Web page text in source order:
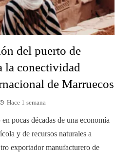
del puerto de
la conectividad
de Marruecos
Hace 1 semana
pocas décadas de una economía
y de recursos naturales a
exportador manufacturero de